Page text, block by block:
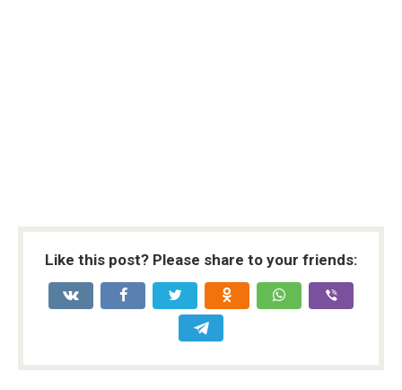
Like this post? Please share to your friends: